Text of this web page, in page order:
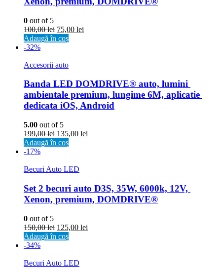
0 out of 5
100,00lei 75,00 lei
Adaugă în coș
-32%
Accesorii auto
Banda LED DOMDRIVE® auto, lumini
ambientale premium, lungime 6M, aplicatie
dedicata iOS, Android
5.00 out of 5
199,00lei 135,00 lei
Adaugă în coș
-17%
Becuri Auto LED
Set 2 becuri auto D3S, 35W, 6000k, 12V,
Xenon, premium, DOMDRIVE®
0 out of 5
150,00lei 125,00 lei
Adaugă în coș
-34%
Becuri Auto LED